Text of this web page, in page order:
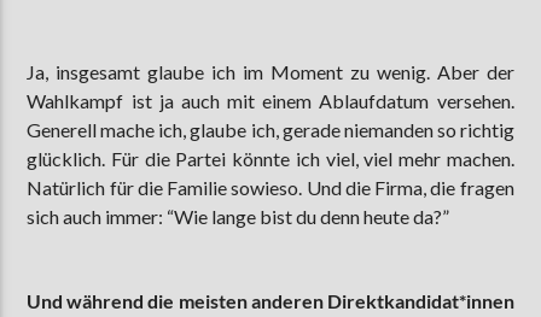
Ja, insgesamt glaube ich im Moment zu wenig. Aber der
Wahlkampf ist ja auch mit einem Ablaufdatum versehen.
Generell mache ich, glaube ich, gerade niemanden so richtig
glücklich. Für die Partei könnte ich viel, viel mehr machen.
Natürlich für die Familie sowieso. Und die Firma, die fragen
sich auch immer: “Wie lange bist du denn heute da?”
Und während die meisten anderen Direktkandidat*innen